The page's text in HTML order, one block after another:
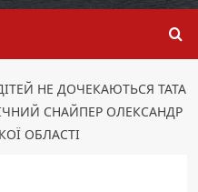
НЕ ДОЧЕКАЮТЬСЯ ТАТА
СНАЙПЕР ОЛЕКСАНДР
ОБЛАСТІ